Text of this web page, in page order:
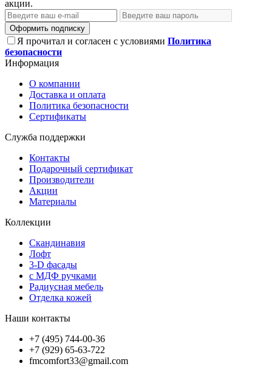
акции.
Оформить подписку
Я прочитал и согласен с условиями Политика
безопасности
Информация
О компании
Доставка и оплата
Политика безопасности
Сертификаты
Служба поддержки
Контакты
Подарочный сертификат
Производители
Акции
Материалы
Коллекции
Скандинавия
Лофт
3-D фасады
с МДФ ручками
Радиусная мебель
Отделка кожей
Наши контакты
+7 (495) 744-00-36
+7 (929) 65-63-722
fmcomfort33@gmail.com